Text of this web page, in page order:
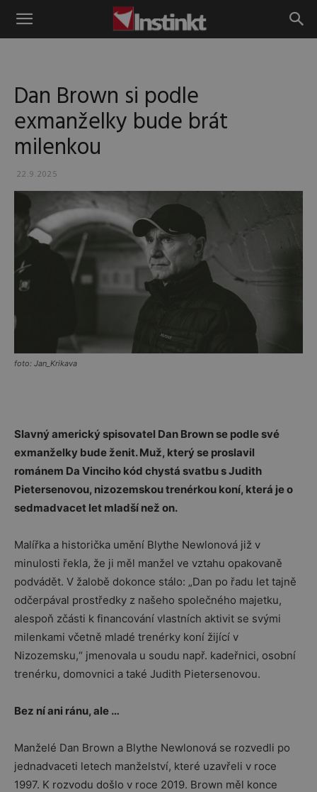
Instinkt
Dan Brown si podle
exmanželky bude brát
milenkou
22.9.2025
foto: Jan_Krikava
Slavný americký spisovatel Dan Brown se podle své
exmanželky bude ženit. Muž, který se proslavil
románem Da Vinciho kód chystá svatbu s Judith
Pietersenovou, nizozemskou trenérkou koní, která je o
sedmadvacet let mladší než on.
Malířka a historička umění Blythe Newlonová již v
minulosti řekla, že ji měl manžel ve vztahu opakovaně
podvádět. V žalobě dokonce stálo: „Dan po řadu let tajně
odčerpával prostředky z našeho společného majetku,
alespoň zčásti k financování vlastních aktivit se svými
milenkami včetně mladé trenérky koní žijící v
Nizozemsku,“ jmenovala u soudu např. kadeřnici, osobní
trenérku, domovnici a také Judith Pietersenovou.
Bez ní ani ránu, ale …
Manželé Dan Brown a Blythe Newlonová se rozvedli po
jednadvaceti letech manželství, které uzavřeli v roce
1997. K rozvodu došlo v roce 2019. Brown měl konce